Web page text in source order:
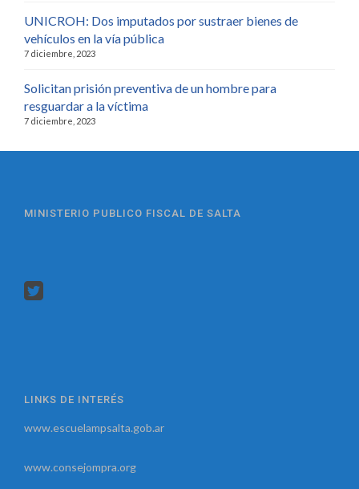
UNICROH: Dos imputados por sustraer bienes de
vehículos en la vía pública
7 diciembre, 2023
Solicitan prisión preventiva de un hombre para
resguardar a la víctima
7 diciembre, 2023
MINISTERIO PUBLICO FISCAL DE SALTA
LINKS DE INTERÉS
www.escuelampsalta.gob.ar
www.consejompra.org